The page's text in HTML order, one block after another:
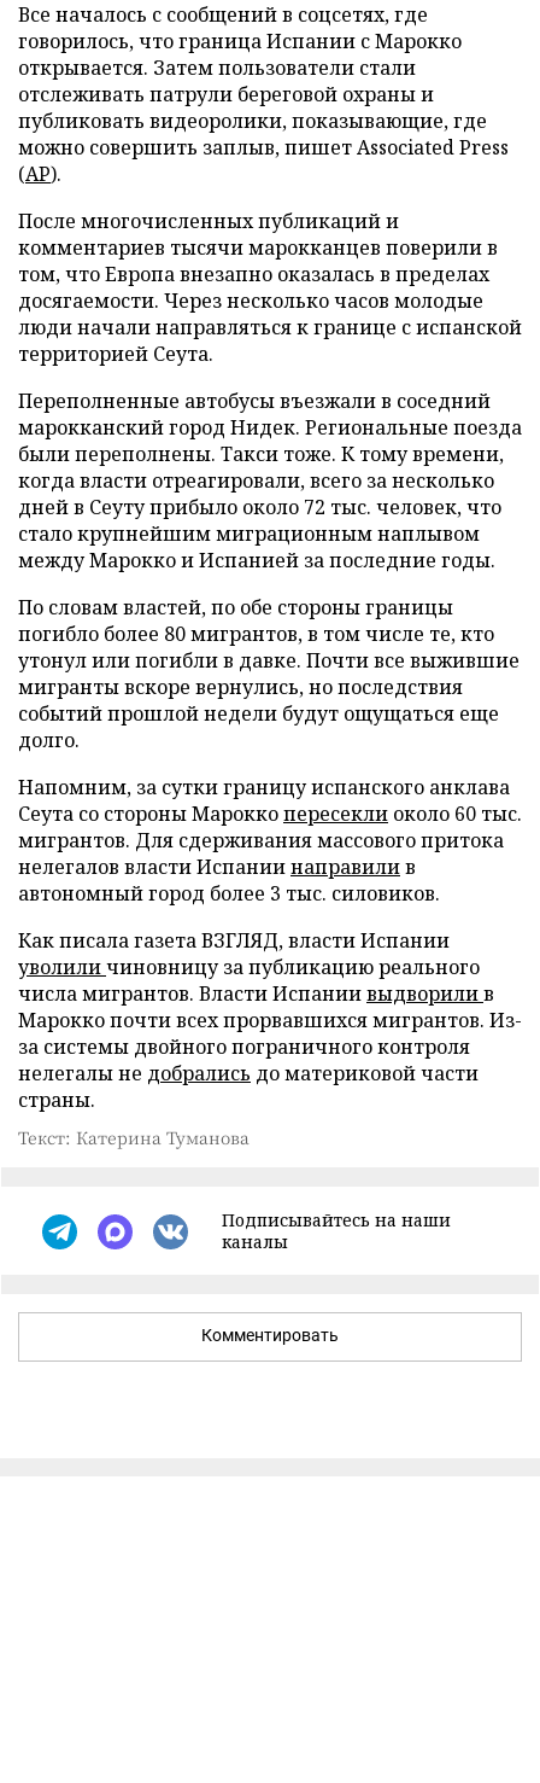
Все началось с сообщений в соцсетях, где
говорилось, что граница Испании с Марокко
открывается. Затем пользователи стали
отслеживать патрули береговой охраны и
публиковать видеоролики, показывающие, где
можно совершить заплыв, пишет Associated Press
(AP).
После многочисленных публикаций и
комментариев тысячи марокканцев поверили в
том, что Европа внезапно оказалась в пределах
досягаемости. Через несколько часов молодые
люди начали направляться к границе с испанской
территорией Сеута.
Переполненные автобусы въезжали в соседний
марокканский город Нидек. Региональные поезда
были переполнены. Такси тоже. К тому времени,
когда власти отреагировали, всего за несколько
дней в Сеуту прибыло около 72 тыс. человек, что
стало крупнейшим миграционным наплывом
между Марокко и Испанией за последние годы.
По словам властей, по обе стороны границы
погибло более 80 мигрантов, в том числе те, кто
утонул или погибли в давке. Почти все выжившие
мигранты вскоре вернулись, но последствия
событий прошлой недели будут ощущаться еще
долго.
Напомним, за сутки границу испанского анклава
Сеута со стороны Мароккопересекли около 60 тыс.
мигрантов. Для сдерживания массового притока
нелегалов власти Испаниинаправилив
автономный город более 3 тыс. силовиков.
Как писала газета ВЗГЛЯД, власти Испании
уволиличиновницу за публикацию реального
числа мигрантов. Власти Испаниивыдворилив
Марокко почти всех прорвавшихся мигрантов. Из-
за системы двойного пограничного контроля
нелегалы не добрались до материковой части
страны.
Текст: Катерина Туманова
Подписывайтесь на наши
каналы
Комментировать